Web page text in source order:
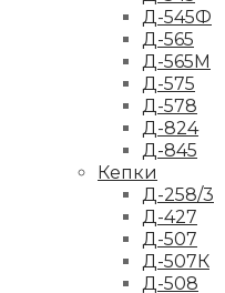
Д-545Ф
Д-565
Д-565М
Д-575
Д-578
Д-824
Д-845
Кепки
Д-258/3
Д-427
Д-507
Д-507К
Д-508